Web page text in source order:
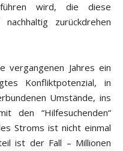
wird, die diese
zurückdrehen
Jahres ein
Konfliktpotenzial, in
Umstände, ins
den “Hilfesuchenden“
Stroms ist nicht einmal
ist der Fall – Millionen